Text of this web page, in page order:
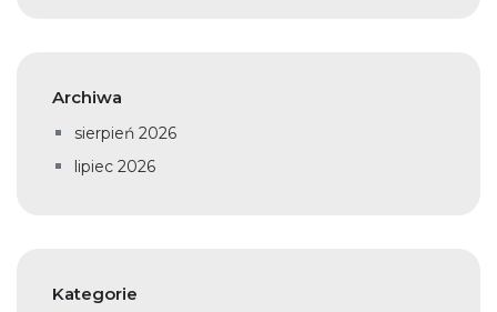
Archiwa
sierpień 2026
lipiec 2026
Kategorie